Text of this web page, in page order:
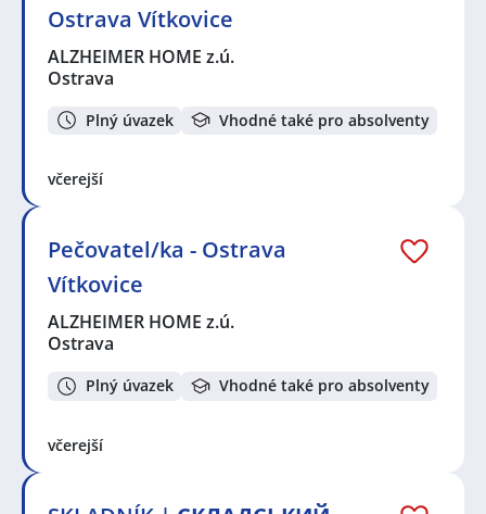
Ostrava Vítkovice
ALZHEIMER HOME z.ú.
Ostrava
Plný úvazek Vhodné také pro absolventy
včerejší
Pečovatel/ka - Ostrava
Vítkovice
ALZHEIMER HOME z.ú.
Ostrava
Plný úvazek Vhodné také pro absolventy
včerejší